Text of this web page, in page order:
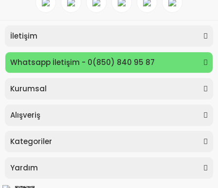
İletişim
Whatsapp İletişim - 0(850) 840 95 87
Kurumsal
Alışveriş
Kategoriler
Yardım